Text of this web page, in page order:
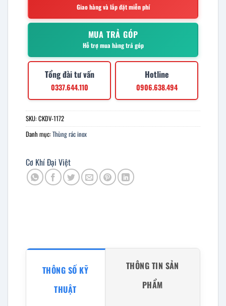
Giao hàng và lắp đặt miễn phí
MUA TRẢ GÓP
Hỗ trợ mua hàng trả góp
Tổng đài tư vấn
0337.644.110
Hotline
0906.638.494
SKU:CKDV-1172
Danh mục:Thùng rác inox
Cơ Khí Đại Việt
THÔNG SỐ KỸ
THUẬT
THÔNG TIN SẢN
PHẨM